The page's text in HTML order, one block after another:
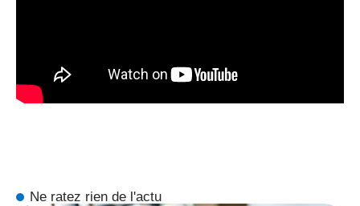
Ne ratez rien de l'actu